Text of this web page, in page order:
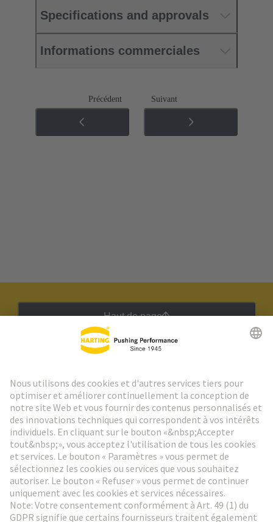
Specifications and approvals
Informations commerciales
Précédent Suivant
Haut de page
Aller à l'inscription
Social Media